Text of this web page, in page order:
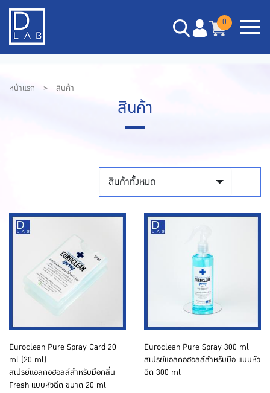
0
หน้าแรก > สินค้า
สินค้า
สินค้าทั้งหมด
Euroclean Pure Spray Card 20
ml (20 ml)
สเปรย์แอลกอฮอลล์สำหรับมือกลิ่น
Fresh แบบหัวฉีด ขนาด 20 ml
Euroclean Pure Spray 300 ml
สเปรย์แอลกอฮอลล์สำหรับมือ แบบหัว
ฉีด 300 ml